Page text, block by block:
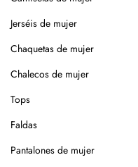
color.
¿Vas a usar lavadora?
puedan dañar el tejido.
Para el planchado, utiliza
plancha del revés. Así
Evita la exposición
Jerséis de mujer
Chaquetas de mujer
Chalecos de mujer
Tops
Faldas
Pantalones de mujer